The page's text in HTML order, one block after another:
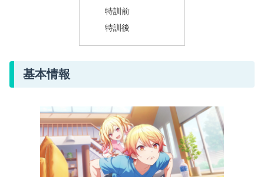
特訓前
特訓後
基本情報